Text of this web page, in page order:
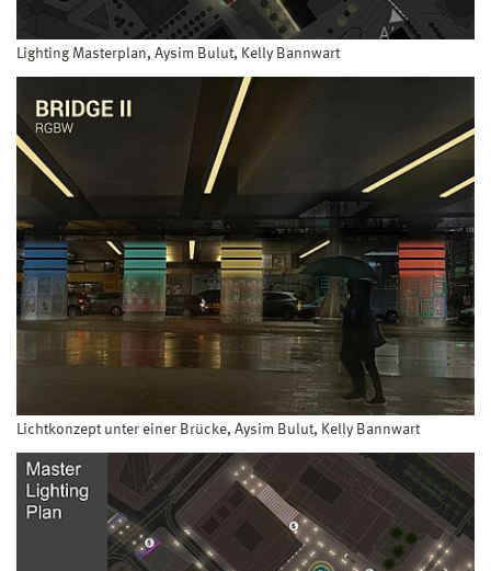
Lighting Masterplan, Aysim Bulut, Kelly Bannwart
Lichtkonzept unter einer Brücke, Aysim Bulut, Kelly Bannwart